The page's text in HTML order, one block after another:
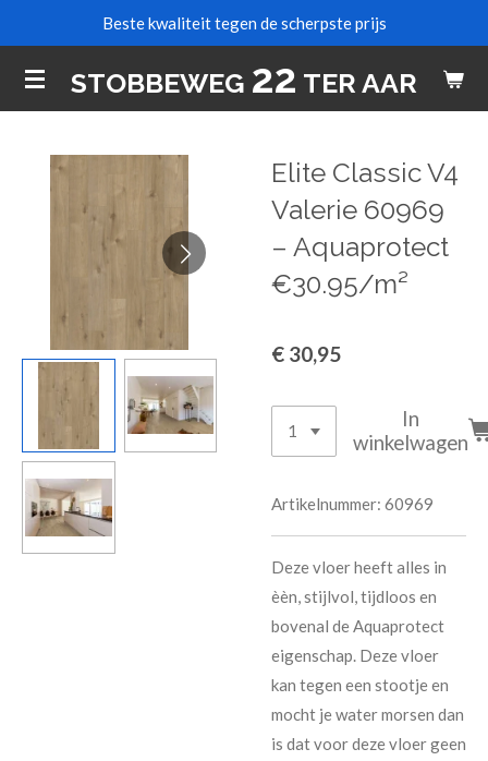
naar
de
STOBBEWEG 22 TER AAR
Beste kwaliteit tegen de scherpste prijs
Elite Classic V4
Valerie 60969
– Aquaprotect
€30.95/m²
€ 30,95
In
winkelwagen
Artikelnummer: 60969
Deze vloer heeft alles in
èèn, stijlvol, tijdloos en
bovenal de Aquaprotect
eigenschap. Deze vloer
kan tegen een stootje en
mocht je water morsen dan
is dat voor deze vloer geen